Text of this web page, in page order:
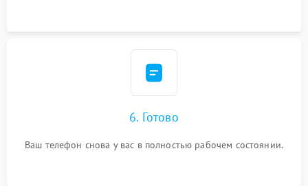
6. Готово
Ваш телефон снова у вас в полностью рабочем состоянии.